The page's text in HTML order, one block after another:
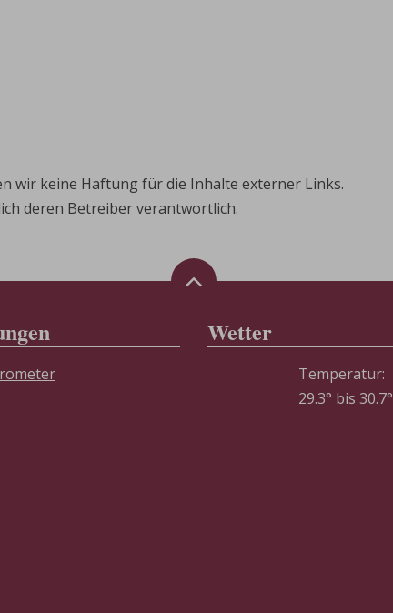
wir keine Haftung für die Inhalte externer Links.
deren Betreiber verantwortlich.
Wetter
Temperatur:
29.3° bis 30.7°